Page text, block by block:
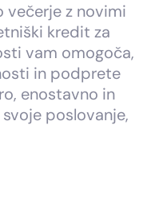
večerje z novimi
kredit za
vam omogoča,
in podprete
enostavno in
poslovanje,